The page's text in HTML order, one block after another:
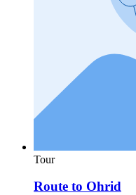
Tour
Route to Ohrid